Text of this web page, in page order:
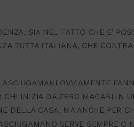
SIA NEL FATTO CHE E’
TUTTA ITALIANA, CHE
OVVIAMENTE
INIZIA DA ZERO MAGARI IN
DELLA CASA, MA ANCHE PER
SERVE SEMPRE O